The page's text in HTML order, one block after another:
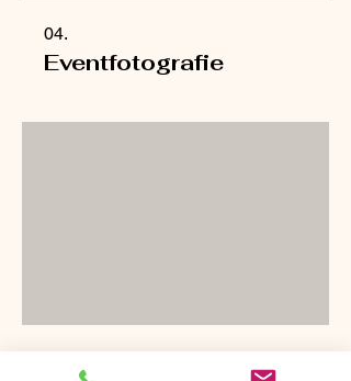
04.
Eventfotografie